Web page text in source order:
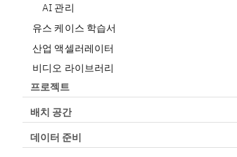
AI 관리
유스 케이스 학습서
산업 액셀러레이터
비디오 라이브러리
프로젝트
배치 공간
데이터 준비